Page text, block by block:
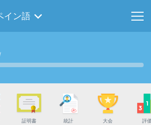
イン語
証明書 統計 大会 評